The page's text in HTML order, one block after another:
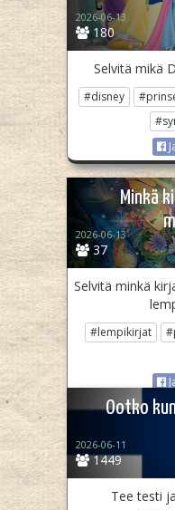
180
2026-06-13
Selvitä mikä
#disney
Minkä
37
2026-06-13
Selvitä minkä
#lempikirjat
Ootko
1449
2026-06-11
Tee testi